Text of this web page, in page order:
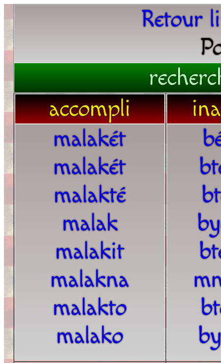
Retour
accompli
malakét
malakét
malakté
malak
malakit
malakna
malakto
malako